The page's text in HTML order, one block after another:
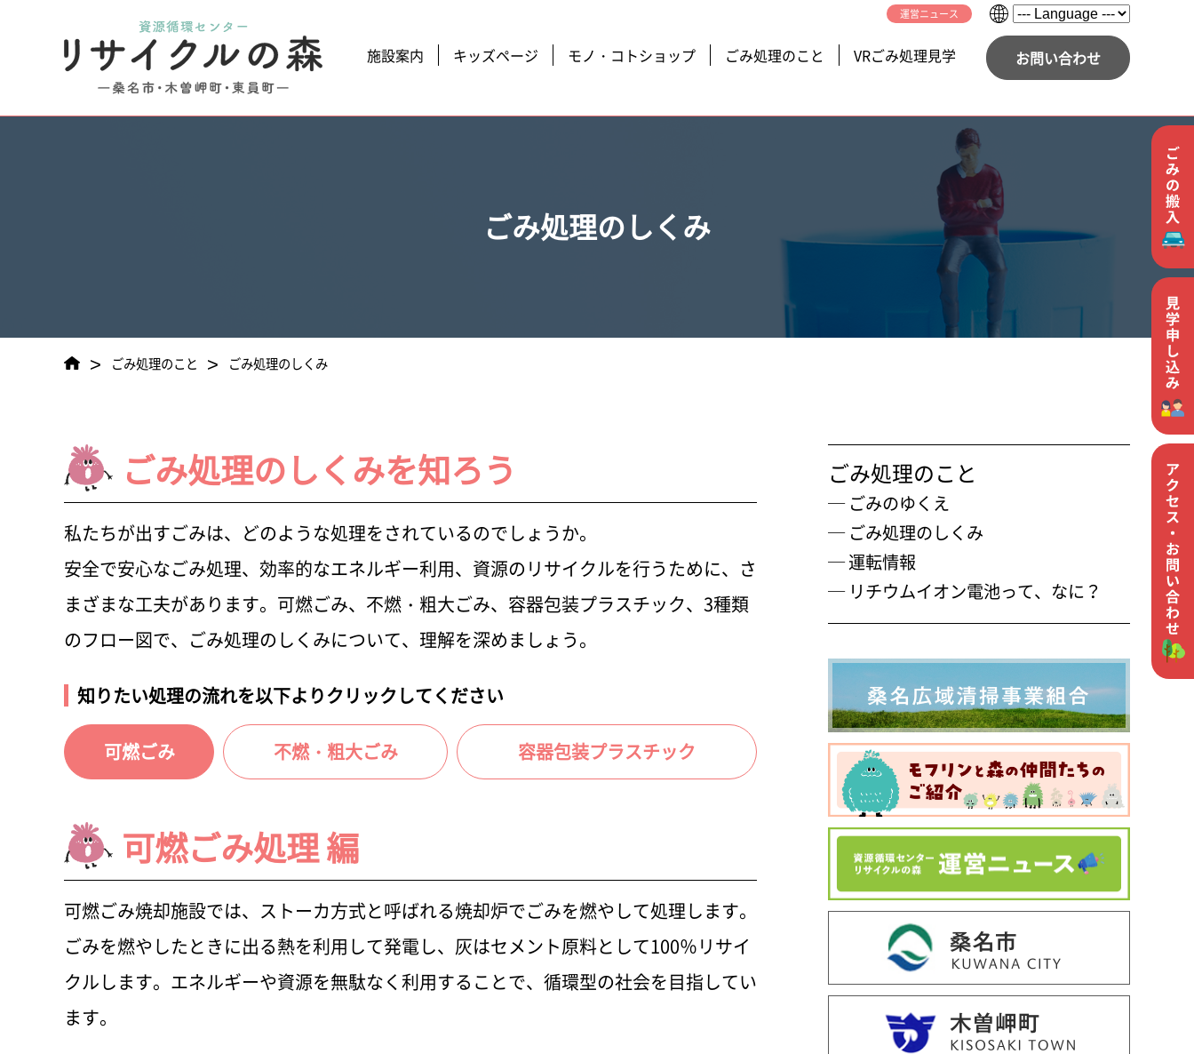
運営ニュース
施設案内 キッズページ モノ・コトショップ ごみ処理のこと VRごみ処理見学 お問い合わせ
ごみ処理のしくみ
> ごみ処理のこと > ごみ処理のしくみ
ごみ処理のしくみを知ろう
私たちが出すごみは、どのような処理をされているのでしょうか。
安全で安心なごみ処理、効率的なエネルギー利用、資源のリサイクルを行うために、さ
まざまな工夫があります。可燃ごみ、不燃・粗大ごみ、容器包装プラスチック、3種類
のフロー図で、ごみ処理のしくみについて、理解を深めましょう。
知りたい処理の流れを以下よりクリックしてください
可燃ごみ 不燃・粗大ごみ 容器包装プラスチック
可燃ごみ処理 編
可燃ごみ焼却施設では、ストーカ方式と呼ばれる焼却炉でごみを燃やして処理します。
ごみを燃やしたときに出る熱を利用して発電し、灰はセメント原料として100％リサイ
クルします。エネルギーや資源を無駄なく利用することで、循環型の社会を目指してい
ます。
ごみ処理のこと
─ ごみのゆくえ
─ ごみ処理のしくみ
─運転情報
─ リチウムイオン電池って、なに？